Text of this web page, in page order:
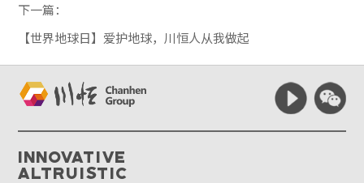
下一篇：
【世界地球日】爱护地球，川恒人从我做起
Innovative
Altruistic